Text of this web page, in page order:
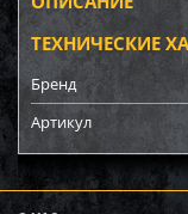
ТЕХНИЧЕСКИЕ
Бренд
Артикул